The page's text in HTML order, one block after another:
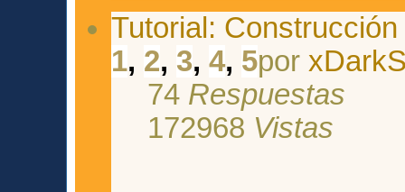
Tutorial:
1, 2, 3,4, 5por
74 Respuestas
172968 Vistas